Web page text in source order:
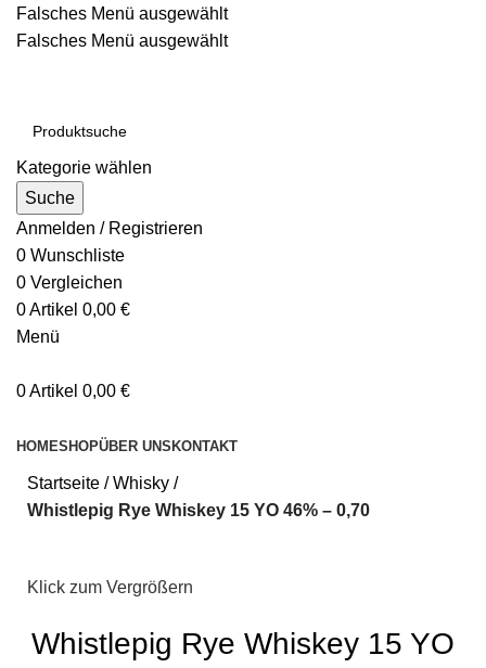
Falsches Menü ausgewählt
Falsches Menü ausgewählt
Kategorie wählen
Suche
Anmelden / Registrieren
0 Wunschliste
0 Vergleichen
0Artikel 0,00 €
Menü
0Artikel 0,00 €
HOMESHOPÜBER UNS KONTAKT
Startseite
Whisky
Whistlepig Rye Whiskey 15 YO 46% – 0,70
Klick zum Vergrößern
Whistlepig Rye Whiskey 15 YO